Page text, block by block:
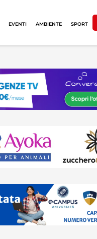
EVENTI AMBIENTE SPORT